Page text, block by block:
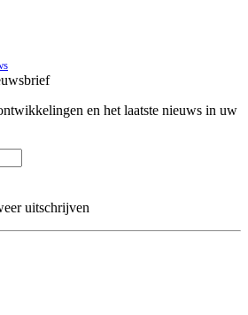
en het laatste nieuws in uw
uitschrijven